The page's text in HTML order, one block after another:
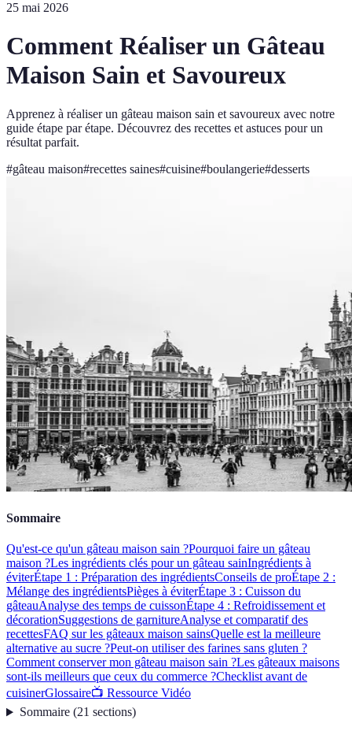
25 mai 2026
Comment Réaliser un Gâteau
Maison Sain et Savoureux
Apprenez à réaliser un gâteau maison sain et savoureux avec notre
guide étape par étape. Découvrez des recettes et astuces pour un
résultat parfait.
#gâteau maison#recettes saines#cuisine#boulangerie#desserts
Sommaire
Qu'est-ce qu'un gâteau maison sain ?Pourquoi faire un gâteau
maison ?Les ingrédients clés pour un gâteau sainIngrédients à
éviterÉtape 1 : Préparation des ingrédientsConseils de proÉtape 2 :
Mélange des ingrédientsPièges à éviterÉtape 3 : Cuisson du
gâteauAnalyse des temps de cuissonÉtape 4 : Refroidissement et
décorationSuggestions de garnitureAnalyse et comparatif des
recettesFAQ sur les gâteaux maison sainsQuelle est la meilleure
alternative au sucre ?Peut-on utiliser des farines sans gluten ?
Comment conserver mon gâteau maison sain ?Les gâteaux maisons
sont-ils meilleurs que ceux du commerce ?Checklist avant de
cuisinerGlossaire📺 Ressource Vidéo
Sommaire(21 sections)